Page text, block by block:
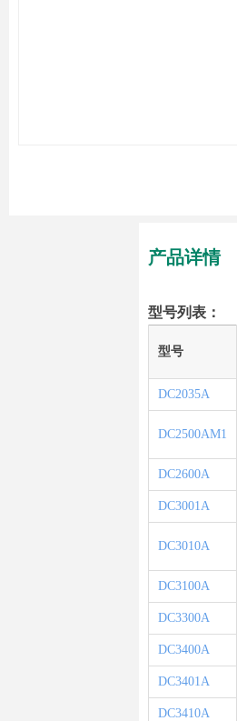
型号列表：
型号
DC2035A
DC2500AM1
DC2600A
DC3001A
DC3010A
DC3100A
DC3300A
DC3400A
DC3401A
DC3410A
产品详情